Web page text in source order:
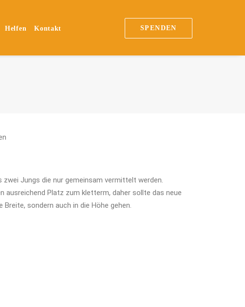
Helfen Kontakt SPENDEN
zwei Jungs die nur gemeinsam vermittelt werden.
ausreichend Platz zum kletterm, daher sollte das neue
Breite, sondern auch in die Höhe gehen.